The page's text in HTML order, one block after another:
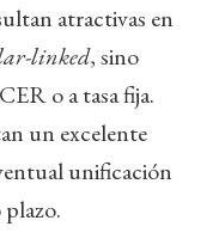
atractivas en
linked, sino
o a tasa fija.
un excelente
unificación